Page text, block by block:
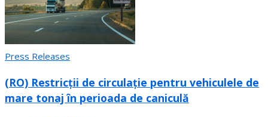
Press Releases
(RO) Restricții de circulație pentru vehiculele de
mare tonaj în perioada de caniculă